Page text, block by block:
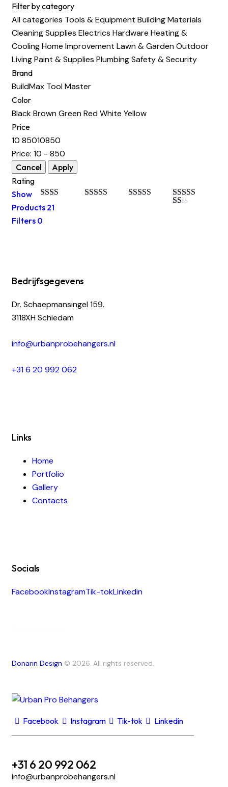
Filter by category
All categories Tools & Equipment Building Materials
Cleaning Supplies Electrics Hardware Heating &
CoolingHome Improvement Lawn & GardenOutdoor
LivingPaint & Supplies PlumbingSafety & Security
Brand
BuildMax Tool Master
Color
BlackBrownGreenRedWhite Yellow
Price
10 85010850
Price: 10 - 850
Rating
Gewaardeerd
Gewaardeerd
2uit
5
Show
Products 21
Filters 0
Bedrijfsgegevens
Dr. Schaepmansingel 159.
3118XH Schiedam
info@urbanprobehangers.nl
+31 6 20 992 062
Links
Home
Portfolio
Gallery
Contacts
Socials
FacebookInstagramTik-tokLinkedin
Donarin Design © 2026. All rights reserved.
Facebook Instagram Tik-tok Linkedin
+31 6 20 992 062
info@urbanprobehangers.nl